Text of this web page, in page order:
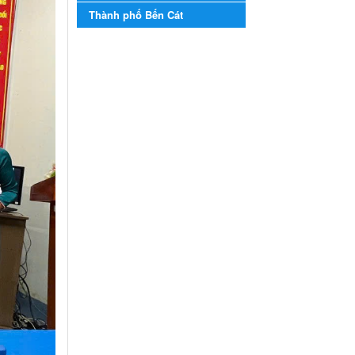
năm học 2023-2024
Kế hoạch Tổ chức Hội trại
Thành phố Bến Cát